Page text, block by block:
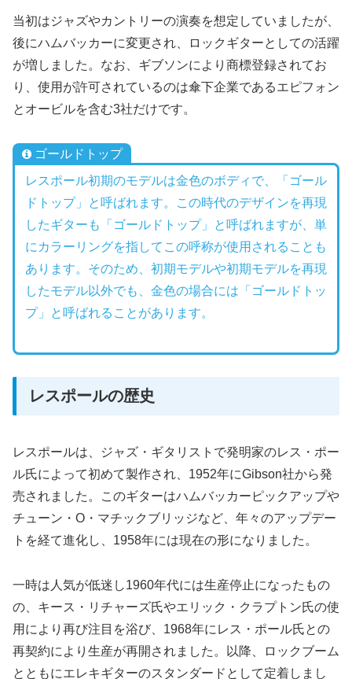
当初はジャズやカントリーの演奏を想定していましたが、
後にハムバッカーに変更され、ロックギターとしての活躍
が増しました。なお、ギブソンにより商標登録されてお
り、使用が許可されているのは傘下企業であるエピフォン
とオービルを含む3社だけです。
ゴールドトップ
レスポール初期のモデルは金色のボディで、「ゴール
ドトップ」と呼ばれます。この時代のデザインを再現
したギターも「ゴールドトップ」と呼ばれますが、単
にカラーリングを指してこの呼称が使用されることも
あります。そのため、初期モデルや初期モデルを再現
したモデル以外でも、金色の場合には「ゴールドトッ
プ」と呼ばれることがあります。
レスポールの歴史
レスポールは、ジャズ・ギタリストで発明家のレス・ポー
ル氏によって初めて製作され、1952年にGibson社から発
売されました。このギターはハムバッカーピックアップや
チューン・O・マチックブリッジなど、年々のアップデー
トを経て進化し、1958年には現在の形になりました。
一時は人気が低迷し1960年代には生産停止になったもの
の、キース・リチャーズ氏やエリック・クラプトン氏の使
用により再び注目を浴び、1968年にレス・ポール氏との
再契約により生産が再開されました。以降、ロックブーム
とともにエレキギターのスタンダードとして定着しまし